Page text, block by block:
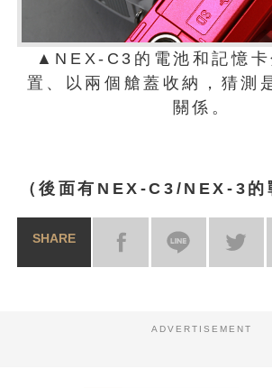
▲NEX-C3的電池和記憶卡
置、以兩個艙蓋收納，猜測
關係。
（後面有NEX-C3/NEX-3的
SHARE
ADVERTISEMENT